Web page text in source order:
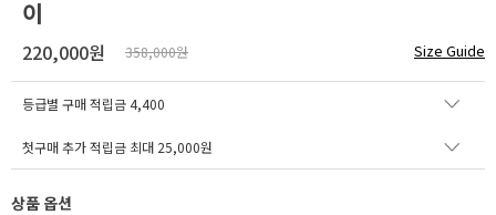
이
220,000원 358,000원 Size Guide
등급별 구매 적립금4,400
첫구매 추가 적립금 최대 25,000원
상품 옵션